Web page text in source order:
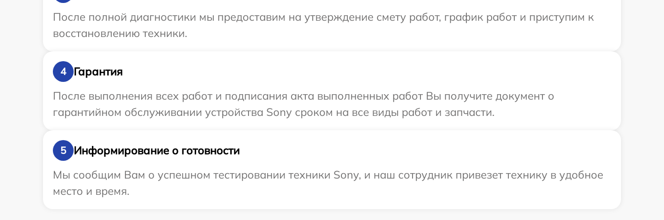
После полной диагностики мы предоставим на утверждение смету работ, график работ и приступим к
восстановлению техники.
4
Гарантия
После выполнения всех работ и подписания акта выполненных работ Вы получите документ о
гарантийном обслуживании устройства Sony сроком на все виды работ и запчасти.
5
Информирование о готовности
Мы сообщим Вам о успешном тестировании техники Sony, и наш сотрудник привезет технику в удобное
место и время.